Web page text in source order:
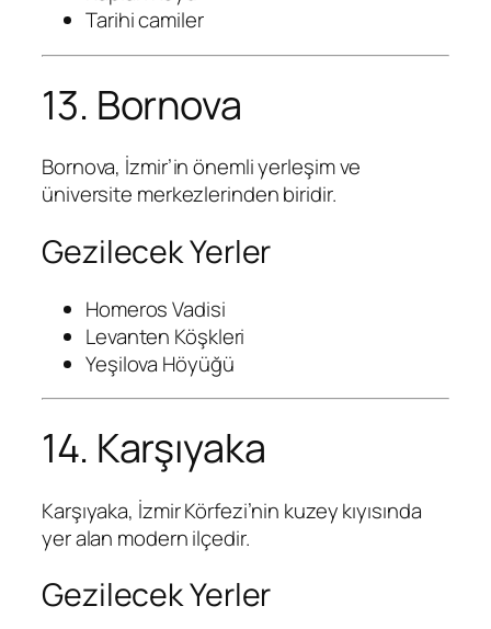
Tarihi camiler
13. Bornova
Bornova, İzmir’in önemli yerleşim ve
üniversite merkezlerinden biridir.
Gezilecek Yerler
Homeros Vadisi
Levanten Köşkleri
Yeşilova Höyüğü
14. Karşıyaka
Karşıyaka, İzmir Körfezi’nin kuzey kıyısında
yer alan modern ilçedir.
Gezilecek Yerler